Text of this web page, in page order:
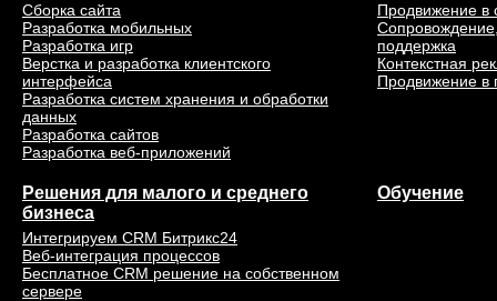
Сборка сайта
Разработка мобильных
Разработка игр
Верстка и разработка клиентского
интерфейса
Разработка систем хранения и обработки
данных
Разработка сайтов
Разработка веб-приложений
Продвижение в
поддержка
Контекстная
Продвижение в
Решения для малого и среднего
бизнеса
Интегрируем CRM Битрикс24
Веб-интеграция процессов
Бесплатное CRM решение на собственном
сервере
Обучение